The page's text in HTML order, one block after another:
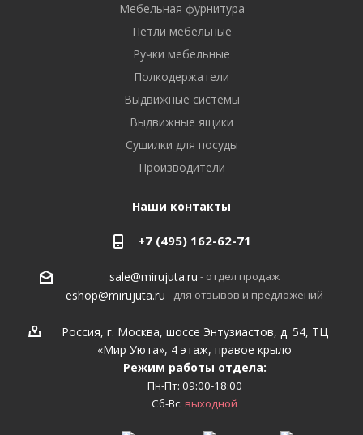
Мебельная фурнитура
Петли мебельные
Ручки мебельные
Полкодержатели
Выдвижные системы
Выдвижные ящики
Сушилки для посуды
Производители
Наши контакты
+7 (495) 162-62-71
sale@mirujuta.ru - отдел продаж
eshop@mirujuta.ru - для отзывов и предложений
Россия, г. Москва, шоссе Энтузиастов, д. 54, ТЦ
«Мир Уюта», 4 этаж, правое крыло
Режим работы отдела:
Пн-Пт: 09:00-18:00
Сб-Вс: выходной